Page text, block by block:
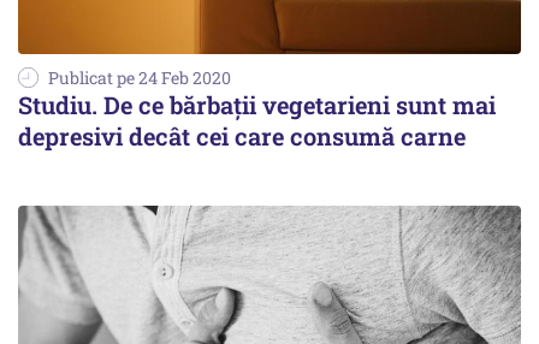
Publicat pe 24 Feb 2020
Studiu. De ce bărbaţii vegetarieni sunt mai
depresivi decât cei care consumă carne